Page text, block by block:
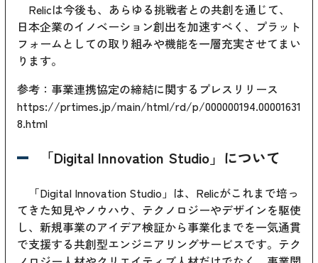
Relicは今後も、あらゆる挑戦者との共創を通じて、
日本企業のイノベーション創出を加速すべく、プラット
フォームとしての取り組みや機能を一層充実させてまい
ります。
参考：事業連携協定の締結に関するプレスリリース
https://prtimes.jp/main/html/rd/p/000000194.00001631
8.html
「Digital Innovation Studio」について
「Digital Innovation Studio」は、Relicがこれまで培っ
てきた知見やノウハウ、テクノロジーやデザインを駆使
し、新規事業のアイデア検証から事業化までを一気通貫
で支援する共創型エンジニアリングサービスです。テク